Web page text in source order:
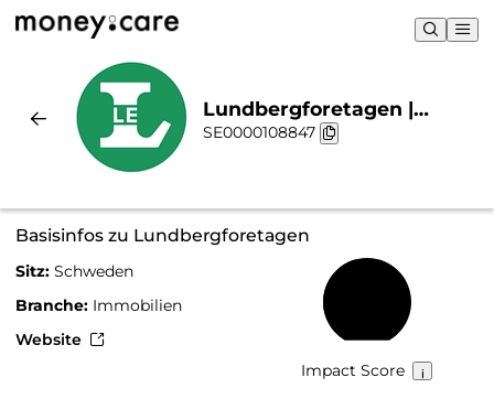
Lundbergforetagen |
Nachhaltigkeit & Chart
SE0000108847
Basisinfos zu Lundbergforetagen
Sitz: Schweden
Branche: Immobilien
Website
Impact Score